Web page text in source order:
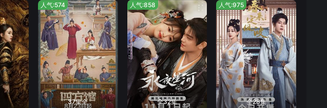
37集全
人气:574
全32集
人气:858
全28集
人气:975